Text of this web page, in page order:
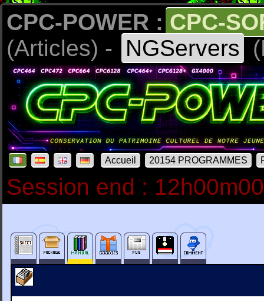
CPC-POWER : CPC-
(Articles) -
NGServers
Accueil 20154 PROGRAMMES
Session end :